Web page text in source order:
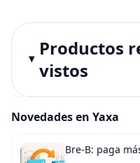
Productos
vistos
Novedades en Yaxa
Bre-B: paga